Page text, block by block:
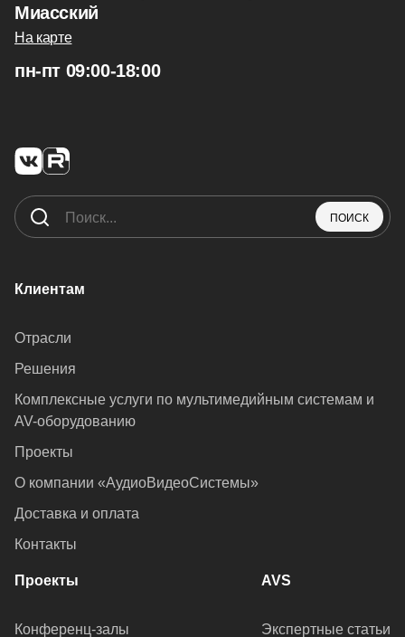
Миасский
На карте
пн-пт 09:00-18:00
ПОИСК
Клиентам
Отрасли
Решения
Комплексные услуги по мультимедийным системам и
AV-оборудованию
Проекты
О компании «АудиоВидеоСистемы»
Доставка и оплата
Контакты
Проекты
Конференц-залы
AVS
Экспертные статьи